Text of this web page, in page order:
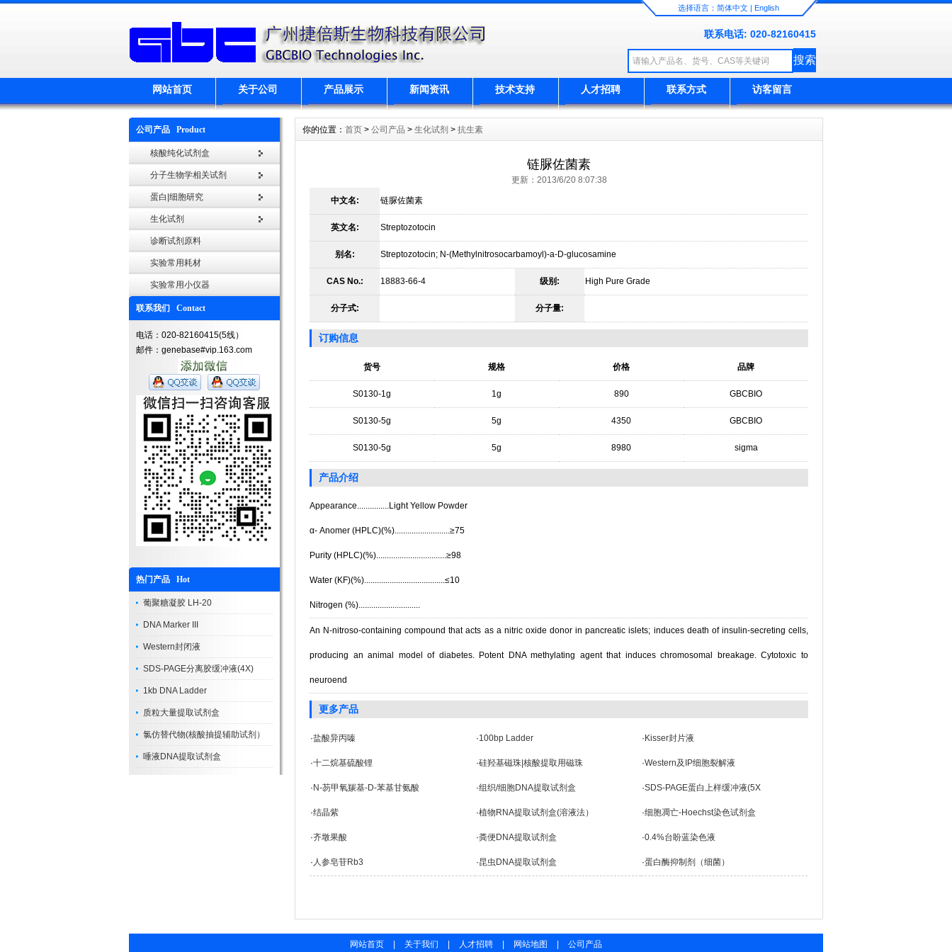
选择语言： 简体中文 | English
联系电话: 020-82160415
网站首页 关于公司 产品展示 新闻资讯 技术支持 人才招聘 联系方式 访客留言
公司产品 Product
核酸纯化试剂盒
分子生物学相关试剂
蛋白|细胞研究
生化试剂
诊断试剂原料
实验常用耗材
实验常用小仪器
联系我们 Contact
电话：020-82160415(5线）
邮件：genebase#vip.163.com
热门产品 Hot
葡聚糖凝胶 LH-20
DNA Marker III
Western封闭液
SDS-PAGE分离胶缓冲液(4X)
1kb DNA Ladder
质粒大量提取试剂盒
氯仿替代物(核酸抽提辅助试剂）
唾液DNA提取试剂盒
你的位置： 首页 > 公司产品 > 生化试剂 > 抗生素
链脲佐菌素
更新：2013/6/20 8:07:38
中文名: 链脲佐菌素
英文名: Streptozotocin
别名: Streptozotocin; N-(Methylnitrosocarbamoyl)-a-D-glucosamine
CAS No.: 18883-66-4 级别: High Pure Grade
分子式: 分子量:
订购信息
货号 规格 价格 品牌
S0130-1g 1g 890 GBCBIO
S0130-5g 5g 4350 GBCBIO
S0130-5g 5g 8980 sigma
产品介绍
Appearance...............Light Yellow Powder
α- Anomer (HPLC)(%)..........................≥75
Purity (HPLC)(%).................................≥98
Water (KF)(%)......................................≤10
Nitrogen (%).............................
An N-nitroso-containing compound that acts as a nitric oxide donor in pancreatic islets; induces death of insulin-secreting cells,
producing an animal model of diabetes. Potent DNA methylating agent that induces chromosomal breakage. Cytotoxic to
neuroend
更多产品
·盐酸异丙嗪
·十二烷基硫酸锂
· N-芴甲氧羰基-D-苯基甘氨酸
·结晶紫
·齐墩果酸
· 人参皂苷Rb3
·100bp Ladder
·硅羟基磁珠|核酸提取用磁珠
·组织/细胞DNA提取试剂盒
·植物RNA提取试剂盒(溶液法）
·粪便DNA提取试剂盒
·昆虫DNA提取试剂盒
· Kisser封片液
·Western及IP细胞裂解液
·SDS-PAGE蛋白上样缓冲液(5X
·细胞凋亡-Hoechst染色试剂盒
·0.4%台盼蓝染色液
·蛋白酶抑制剂（细菌）
网站首页 关于我们 人才招聘 网站地图 公司产品